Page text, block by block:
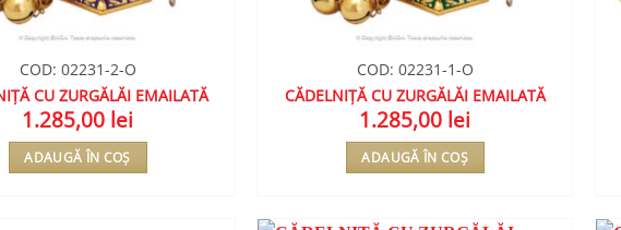
COD: 02231-2-O
CU ZURGĂLĂI EMAILATĂ
1.285,00 lei
ADAUGĂ ÎN COȘ
COD: 02231-1-O
CĂDELNIȚĂ CU ZURGĂLĂI EMAILATĂ
1.285,00 lei
ADAUGĂ ÎN COȘ